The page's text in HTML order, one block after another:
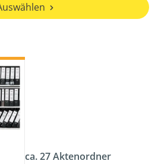
ca. 27 Aktenordner